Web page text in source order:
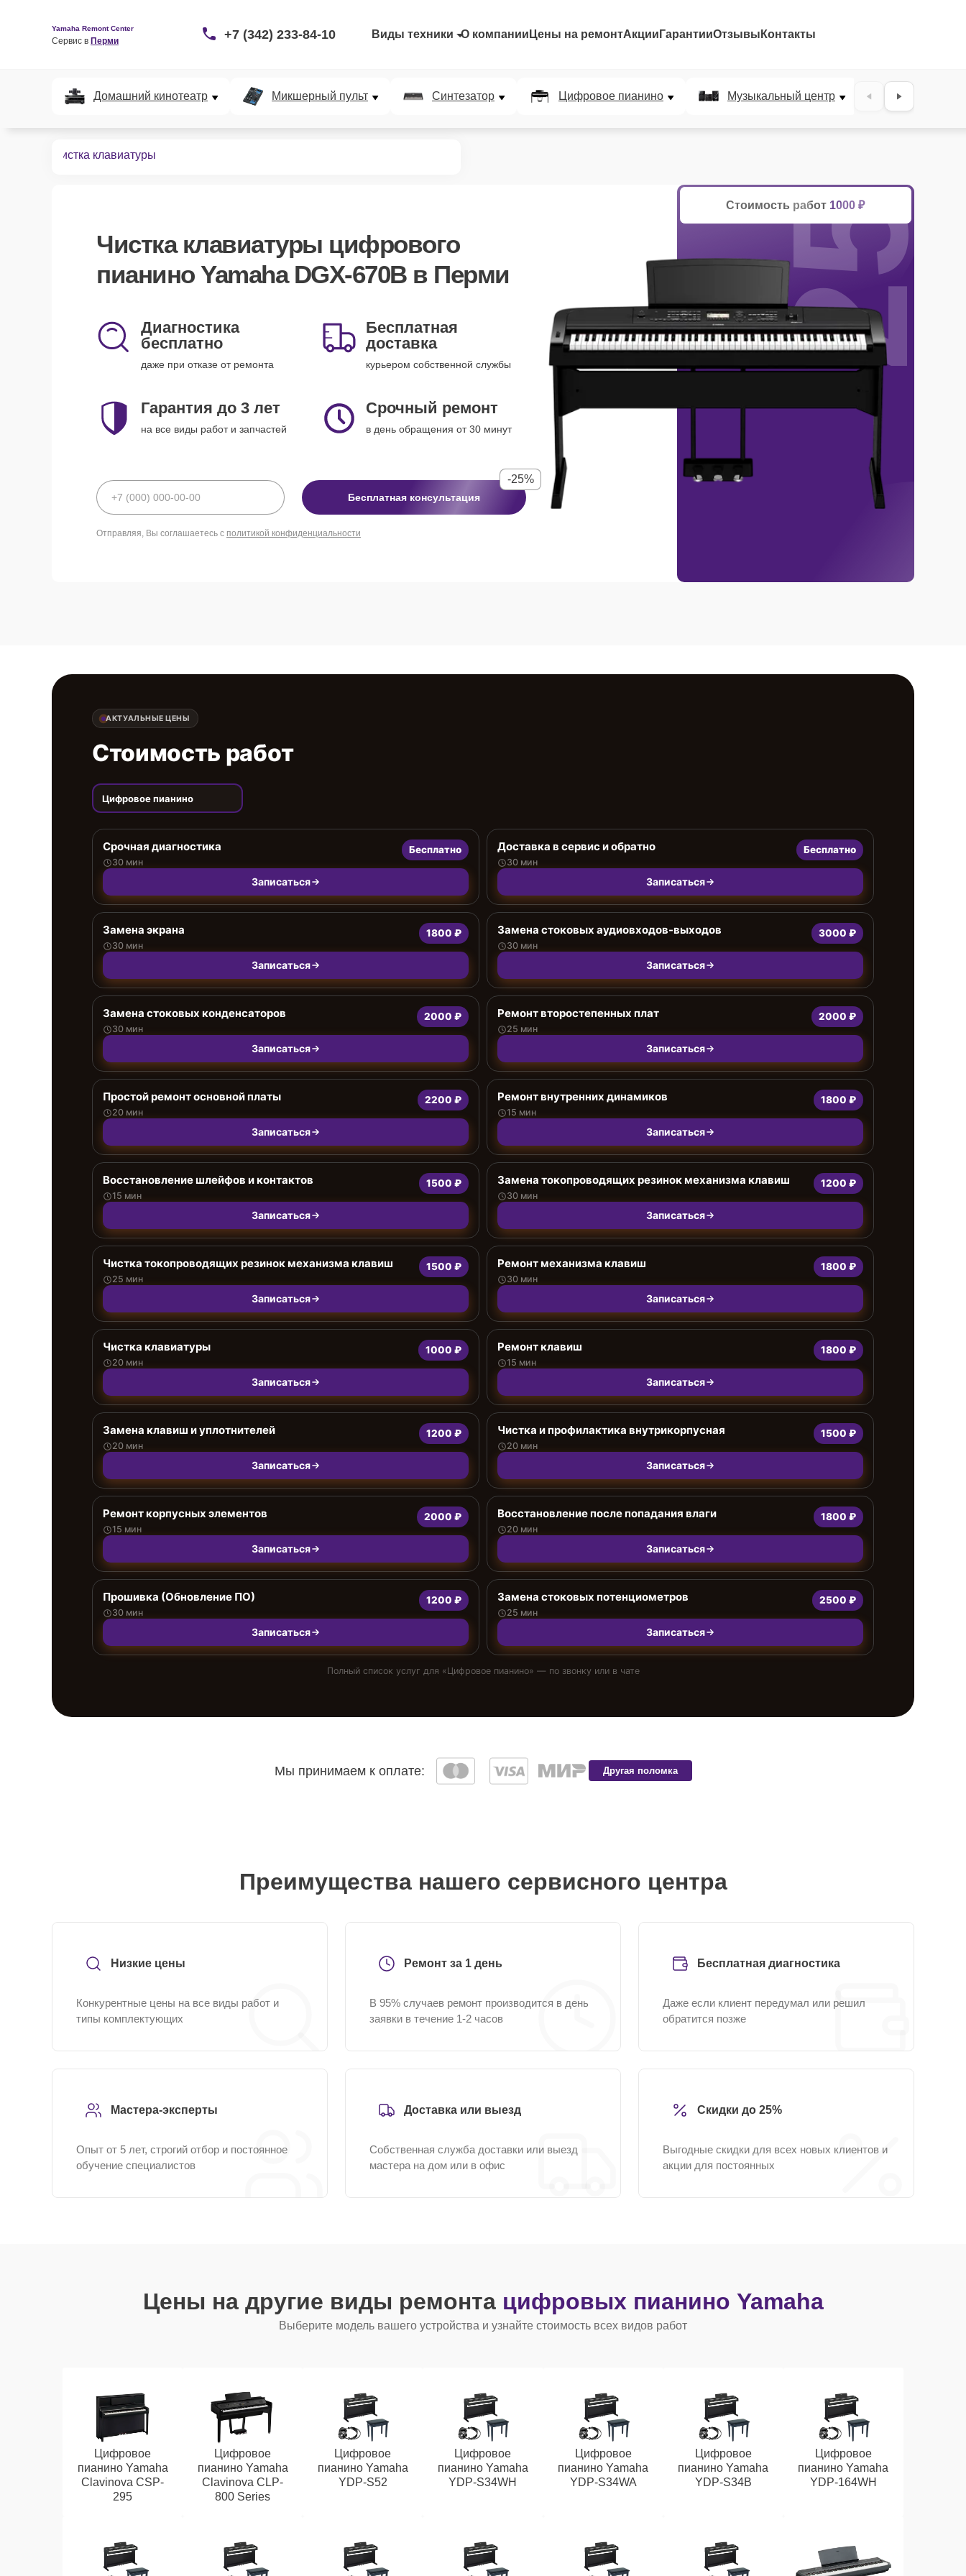
Yamaha Remont Center
Сервис в Перми +7 (342) 233-84-10 Виды техники О компании Цены на ремонтАкции ГарантииОтзывы Контакты
Домашний кинотеатр Микшерный пульт Синтезатор Цифровое пианино Музыкальный центр DJ-пульт
Чистка клавиатуры
Чистка клавиатуры цифрового
пианино Yamaha DGX-670B в Перми
Диагностика
бесплатно
даже при отказе от ремонта
Бесплатная
доставка
курьером собственной службы
Гарантия до 3 лет
на все виды работ и запчастей
Срочный ремонт
в день обращения от 30 минут
Бесплатная консультация
-25%
Отправляя, Вы соглашаетесь с политикой конфиденциальности
Стоимость работ 1000 ₽
25%
АКТУАЛЬНЫЕ ЦЕНЫ
Стоимость работ
Цифровое пианино
Срочная диагностика
30 мин
Бесплатно
Записаться
Доставка в сервис и обратно
30 мин
Бесплатно
Записаться
Замена экрана
30 мин
1800 ₽
Записаться
Замена стоковых аудиовходов-выходов
30 мин
3000 ₽
Записаться
Замена стоковых конденсаторов
30 мин
2000 ₽
Записаться
Ремонт второстепенных плат
25 мин
2000 ₽
Записаться
Простой ремонт основной платы
20 мин
2200 ₽
Записаться
Ремонт внутренних динамиков
15 мин
1800 ₽
Записаться
Восстановление шлейфов и контактов
15 мин
1500 ₽
Записаться
Замена токопроводящих резинок механизма клавиш
30 мин
1200 ₽
Записаться
Чистка токопроводящих резинок механизма клавиш
25 мин
1500 ₽
Записаться
Ремонт механизма клавиш
30 мин
1800 ₽
Записаться
Чистка клавиатуры
20 мин
1000 ₽
Записаться
Ремонт клавиш
15 мин
1800 ₽
Записаться
Замена клавиш и уплотнителей
20 мин
1200 ₽
Записаться
Чистка и профилактика внутрикорпусная
20 мин
1500 ₽
Записаться
Ремонт корпусных элементов
15 мин
2000 ₽
Записаться
Восстановление после попадания влаги
20 мин
1800 ₽
Записаться
Прошивка (Обновление ПО)
30 мин
1200 ₽
Записаться
Замена стоковых потенциометров
25 мин
2500 ₽
Записаться
Полный список услуг для «Цифровое пианино» — по звонку или в чате
Мы принимаем к оплате: Другая поломка
Преимущества нашего сервисного центра
Низкие цены
Конкурентные цены на все виды работ и
типы комплектующих
Ремонт за 1 день
В 95% случаев ремонт производится в день
заявки в течение 1-2 часов
Бесплатная диагностика
Даже если клиент передумал или решил
обратится позже
Мастера-эксперты
Опыт от 5 лет, строгий отбор и постоянное
обучение специалистов
Доставка или выезд
Собственная служба доставки или выезд
мастера на дом или в офис
Скидки до 25%
Выгодные скидки для всех новых клиентов и
акции для постоянных
Цены на другие виды ремонта цифровых пианино Yamaha
Выберите модель вашего устройства и узнайте стоимость всех видов работ
Цифровое
пианино Yamaha
Clavinova CSP-
295
Цифровое
пианино Yamaha
Clavinova CLP-
800 Series
Цифровое
пианино Yamaha
YDP-S52
Цифровое
пианино Yamaha
YDP-S34WH
Цифровое
пианино Yamaha
YDP-S34WA
Цифровое
пианино Yamaha
YDP-S34B
Цифровое
пианино Yamaha
YDP-164WH